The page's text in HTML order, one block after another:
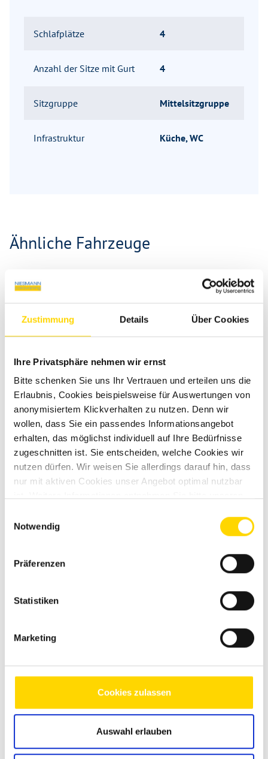
Zustimmung Details Über Cookies
Ihre Privatsphäre nehmen wir ernst
Bitte schenken Sie uns Ihr Vertrauen und erteilen uns die
Erlaubnis, Cookies beispielsweise für Auswertungen von
anonymisiertem Klickverhalten zu nutzen. Denn wir
wollen, dass Sie ein passendes Informationsangebot
erhalten, das möglichst individuell auf Ihre Bedürfnisse
zugeschnitten ist. Sie entscheiden, welche Cookies wir
nutzen dürfen. Wir weisen Sie allerdings darauf hin, dass
nur mit aktiven Cookies unser Angebot optimal nutzbar
Notwendig
Präferenzen
Statistiken
Marketing
Cookies zulassen
Auswahl erlauben
Schlafplätze 4
Anzahl der Sitze mit Gurt 4
Sitzgruppe Mittelsitzgruppe
Infrastruktur Küche, WC
Ähnliche Fahrzeuge
Sunlight T 68C
Neufahrzeug
70.950 €
82.068 €
inkl. 19% MwSt.
Schlafplätze
2
Techn. zul. Gesamtgewicht
3.500 kg